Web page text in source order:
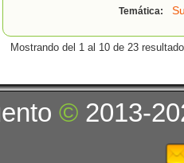
Temática:
Mostrando del 1 al 10 de 23
© 2013-